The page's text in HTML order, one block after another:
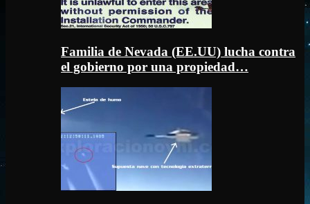
Familia de Nevada (EE.UU) lucha contra
el gobierno por una propiedad…